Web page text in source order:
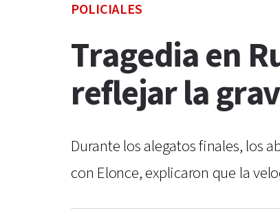
POLICIALES
Tragedia en
reflejar la
Durante los alegatos finales, los
con Elonce, explicaron que la